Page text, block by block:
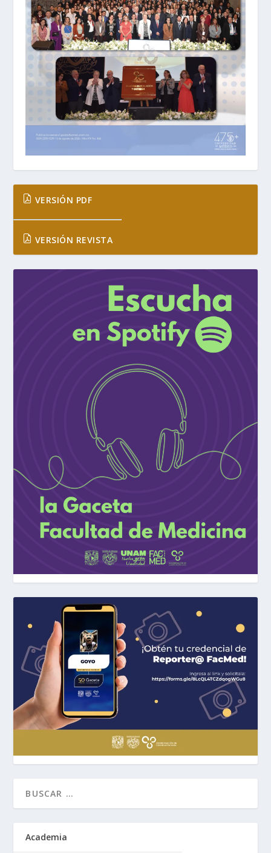
VERSIÓN PDF
VERSIÓN REVISTA
Academia